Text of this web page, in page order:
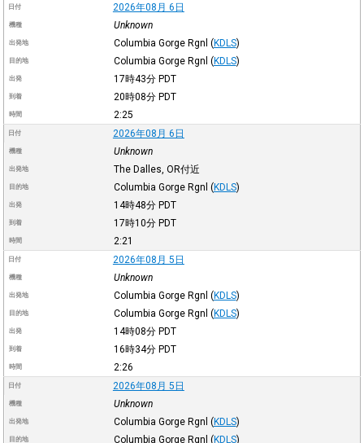
日付 2026年08月 6日
機種 Unknown
出発地 Columbia Gorge Rgnl (KDLS)
目的地 Columbia Gorge Rgnl (KDLS)
出発 17時43分 PDT
到着 20時08分 PDT
時間 2:25
日付 2026年08月 6日
機種 Unknown
出発地 The Dalles, OR付近
目的地 Columbia Gorge Rgnl (KDLS)
出発 14時48分 PDT
到着 17時10分 PDT
時間 2:21
日付 2026年08月 5日
機種 Unknown
出発地 Columbia Gorge Rgnl (KDLS)
目的地 Columbia Gorge Rgnl (KDLS)
出発 14時08分 PDT
到着 16時34分 PDT
時間 2:26
日付 2026年08月 5日
機種 Unknown
出発地 Columbia Gorge Rgnl (KDLS)
目的地 Columbia Gorge Rgnl (KDLS)